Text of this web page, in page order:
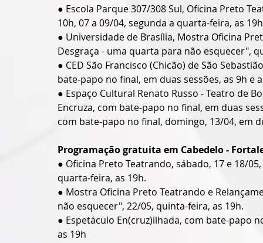
● Escola Parque 307/308 Sul, Oficina Preto
10h, 07 a 09/04, segunda a quarta-feira, as
● Universidade de Brasília, Mostra Oficina
Desgraça - uma quarta para não esquecer",
● CED São Francisco (Chicão) de São
bate-papo no final, em duas sessões, as 9h e
● Espaço Cultural Renato Russo - Teatro de
Encruza, com bate-papo no final, em duas
com bate-papo no final, domingo, 13/04, em
Programação gratuita em Cabedelo -
● Oficina Preto Teatrando, sábado, 17 e 18/
quarta-feira, as 19h.
● Mostra Oficina Preto Teatrando e
não esquecer", 22/05, quinta-feira, as 19h.
● Espetáculo En(cruz)ilhada, com bate-papo
as 19h